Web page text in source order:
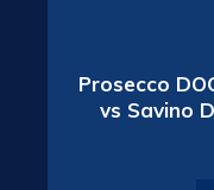
Prosecco
vs Savino